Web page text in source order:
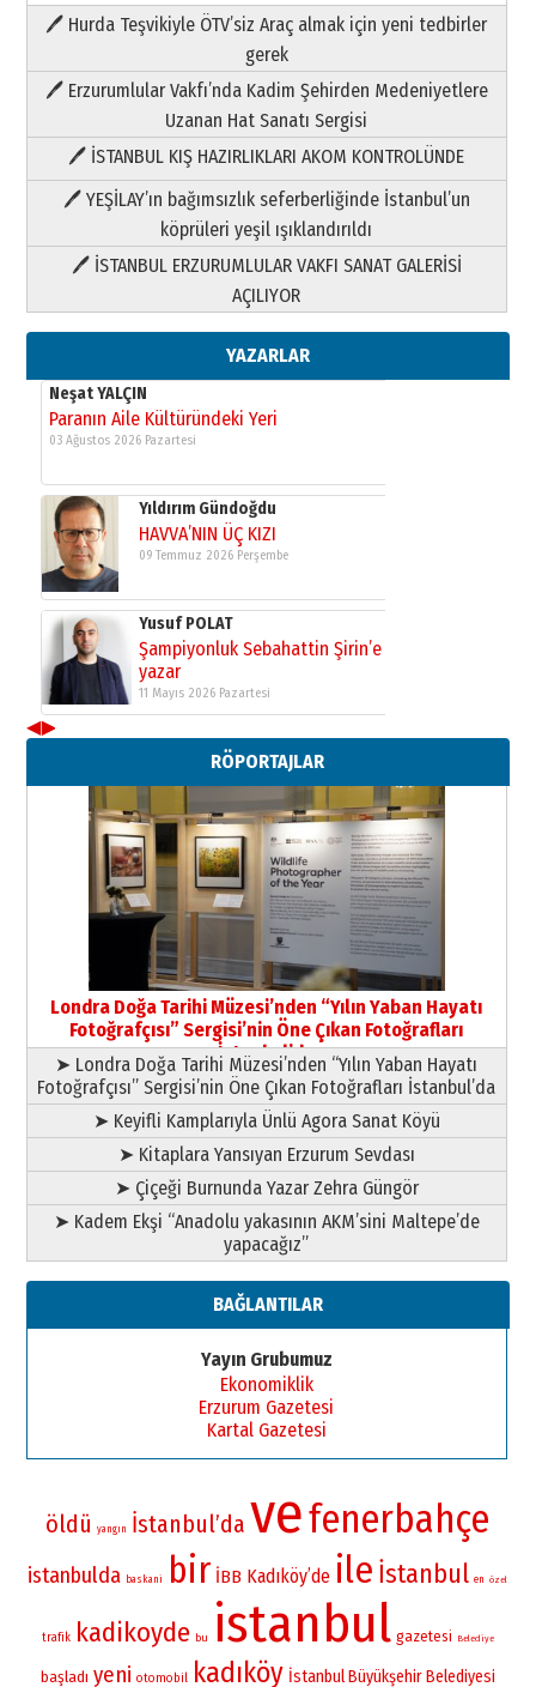
🖊 Hurda Teşvikiyle ÖTV’siz Araç almak için yeni tedbirler
gerek
🖊 Erzurumlular Vakfı’nda Kadim Şehirden Medeniyetlere
Uzanan Hat Sanatı Sergisi
🖊 İSTANBUL KIŞ HAZIRLIKLARI AKOM KONTROLÜNDE
🖊 YEŞİLAY’ın bağımsızlık seferberliğinde İstanbul’un
köprüleri yeşil ışıklandırıldı
🖊 İSTANBUL ERZURUMLULAR VAKFI SANAT GALERİSİ
AÇILIYOR
YAZARLAR
Paranın Aile Kültüründeki Yeri
03 Ağustos 2026 Pazartesi
Yıldırım Gündoğdu
HAVVA’NIN ÜÇ KIZI
09 Temmuz 2026 Perşembe
Yusuf POLAT
Şampiyonluk Sebahattin Şirin’e
11 Mayıs 2026 Pazartesi
Neşat YALÇIN
Paranın Aile Kültüründeki Yeri
03 Ağustos 2026 Pazartesi
Yıldırım Gündoğdu
HAVVA’NIN ÜÇ KIZI
09 Temmuz 2026 Perşembe
Yusuf POLAT
Şampiyonluk Sebahattin Şirin’e
yazar
11 Mayıs 2026 Pazartesi
Neşat YALÇIN
Paranın Aile Kültüründeki Yeri
03 Ağustos 2026 Pazartesi
Yıldırım Gündoğdu
HAVVA’NIN ÜÇ KIZI
09 Temmuz 2026 Perşembe
Yusuf POLAT
Şampiyonluk Sebahattin Şirin’e
yazar
11 Mayıs 2026 Pazartesi
◀▶
RÖPORTAJLAR
Londra Doğa Tarihi Müzesi’nden “Yılın Yaban Hayatı
Fotoğrafçısı” Sergisi’nin Öne Çıkan Fotoğrafları
İstanbul’da
➤ Londra Doğa Tarihi Müzesi’nden “Yılın Yaban Hayatı
Fotoğrafçısı” Sergisi’nin Öne Çıkan Fotoğrafları İstanbul’da
➤ Keyifli Kamplarıyla Ünlü Agora Sanat Köyü
➤ Kitaplara Yansıyan Erzurum Sevdası
➤ Çiçeği Burnunda Yazar Zehra Güngör
➤ Kadem Ekşi “Anadolu yakasının AKM’sini Maltepe’de
yapacağız”
BAĞLANTILAR
Yayın Grubumuz
Ekonomiklik
Erzurum Gazetesi
Kartal Gazetesi
öldü yangın İstanbul’da vefenerbahçe
istanbulda baskani bir İBB Kadıköy’de ile İstanbul en özel
trafik kadikoyde bu istanbul gazetesi Belediye
başladı yeni otomobil kadıköy İstanbul Büyükşehir Belediyesi